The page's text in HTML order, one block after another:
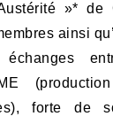
»* de
ainsi
forte de